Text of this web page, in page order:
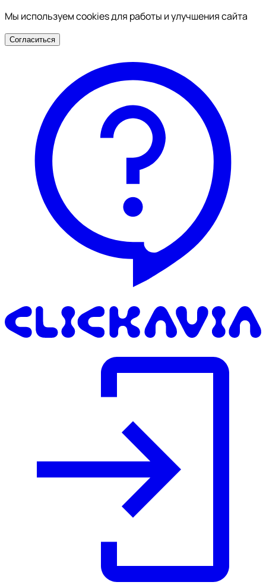
Мы используем cookies для работы и улучшения сайта
Согласиться